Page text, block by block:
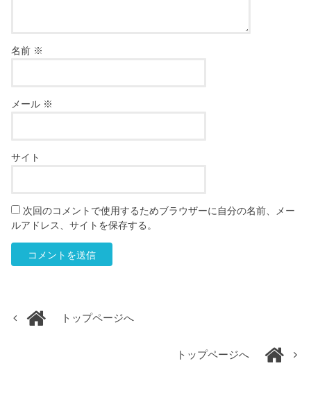
名前 ※
メール ※
サイト
次回のコメントで使用するためブラウザーに自分の名前、メー
ルアドレス、サイトを保存する。
トップページへ
トップページへ